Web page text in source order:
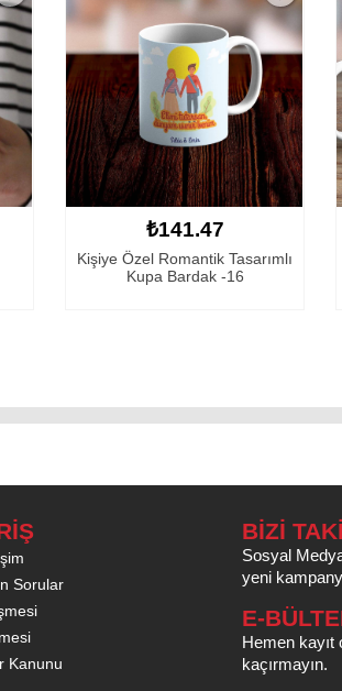
₺141.47
Kişiye Özel Fotoğraflı Anneler
Günü Hediyesi -...
Sorular
Kanunu
BİZİ
Sosyal
yeni
E-
Hemen kayıt
kaçırmayın.